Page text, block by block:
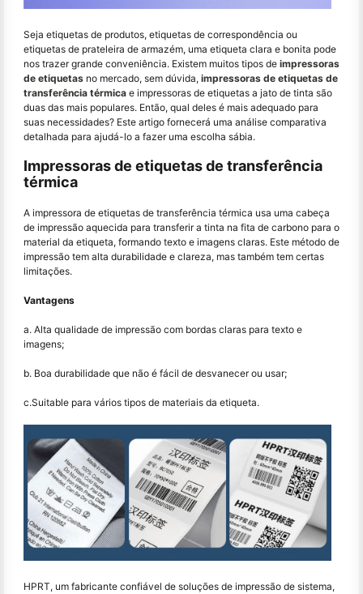
Seja etiquetas de produtos, etiquetas de correspondência ou
etiquetas de prateleira de armazém, uma etiqueta clara e bonita pode
nos trazer grande conveniência. Existem muitos tipos de impressoras
de etiquetas no mercado, sem dúvida, impressoras de etiquetas de
transferência térmica e impressoras de etiquetas a jato de tinta são
duas das mais populares. Então, qual deles é mais adequado para
suas necessidades? Este artigo fornecerá uma análise comparativa
detalhada para ajudá-lo a fazer uma escolha sábia.
Impressoras de etiquetas de transferência
térmica
A impressora de etiquetas de transferência térmica usa uma cabeça
de impressão aquecida para transferir a tinta na fita de carbono para o
material da etiqueta, formando texto e imagens claras. Este método de
impressão tem alta durabilidade e clareza, mas também tem certas
limitações.
Vantagens
a. Alta qualidade de impressão com bordas claras para texto e
imagens;
b. Boa durabilidade que não é fácil de desvanecer ou usar;
c.Suitable para vários tipos de materiais da etiqueta.
HPRT, um fabricante confiável de soluções de impressão de sistema,